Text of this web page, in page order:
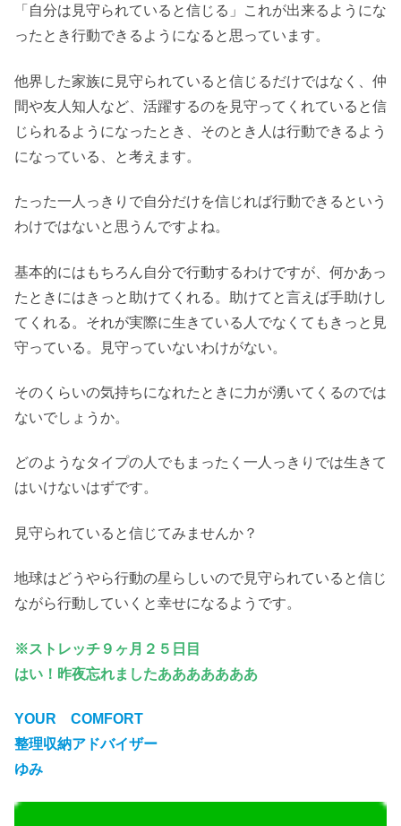
「自分は見守られていると信じる」これが出来るようにな
ったとき行動できるようになると思っています。
他界した家族に見守られていると信じるだけではなく、仲
間や友人知人など、活躍するのを見守ってくれていると信
じられるようになったとき、そのとき人は行動できるよう
になっている、と考えます。
たった一人っきりで自分だけを信じれば行動できるという
わけではないと思うんですよね。
基本的にはもちろん自分で行動するわけですが、何かあっ
たときにはきっと助けてくれる。助けてと言えば手助けし
てくれる。それが実際に生きている人でなくてもきっと見
守っている。見守っていないわけがない。
そのくらいの気持ちになれたときに力が湧いてくるのでは
ないでしょうか。
どのようなタイプの人でもまったく一人っきりでは生きて
はいけないはずです。
見守られていると信じてみませんか？
地球はどうやら行動の星らしいので見守られていると信じ
ながら行動していくと幸せになるようです。
※ストレッチ９ヶ月２５日目
はい！昨夜忘れましたあああああああ
YOUR COMFORT
整理収納アドバイザー
ゆみ